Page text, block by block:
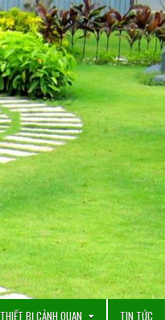
THIẾT BỊ CẢNH QUAN TIN TỨC